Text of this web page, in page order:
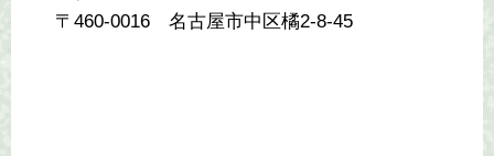
〒460-0016 名古屋市中区橘2-8-45